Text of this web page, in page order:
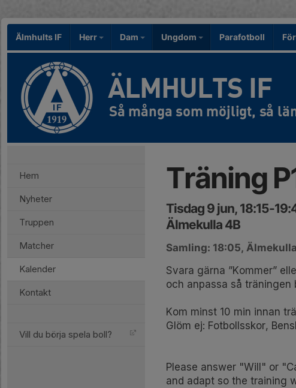
Älmhults IF Herr Dam Ungdom Parafotboll
ÄLMHULTS IF
Hem
Nyheter
Truppen
Matcher
Kalender
Kontakt
Vill du börja spela boll?
Träning
Tisdag 9 jun, 18:15-
Älmekulla 4B
Samling: 18:05, Älmekulla
Svara gärna ”Kommer”
och anpassa så träningen
Kom minst 10 min innan
Glöm ej: Fotbollsskor,
Please answer "Will" or
and adapt so the training